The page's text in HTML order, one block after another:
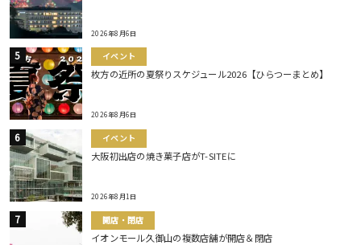
2026年8月6日
イベント
枚方の近所の夏祭りスケジュール2026【ひらつーまとめ】
2026年8月6日
イベント
大阪初出店の焼き菓子店がT-SITEに
2026年8月1日
開店・閉店
イオンモール久御山の複数店舗が開店＆閉店